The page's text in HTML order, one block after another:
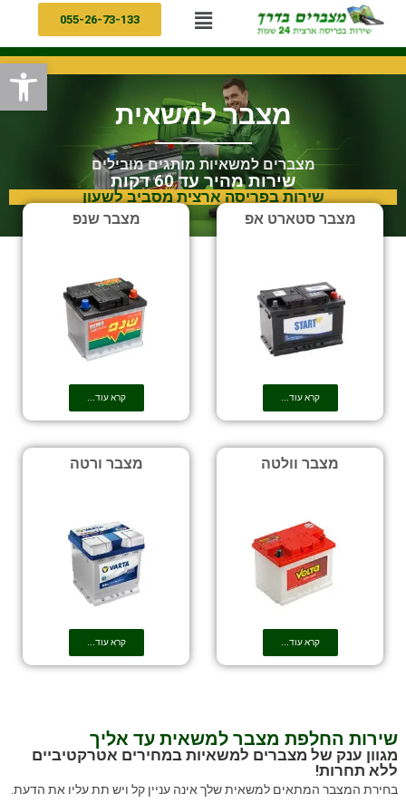
055-26-73-133
מצבר למשאית
מצברים למשאיות מותגים מובילים
שירות מהיר עד 60 דקות
שירות בפריסה ארצית מסביב לשעון
מצבר סטארט אפ
קרא עוד...
מצבר שנפ
קרא עוד...
מצבר וולטה
קרא עוד...
מצבר ורטה
קרא עוד...
שירות החלפת מצבר למשאית עד אליך
מגוון ענק של מצברים למשאיות במחירים אטרקטיביים
ללא תחרות!
בחירת המצבר המתאים למשאית שלך אינה עניין קל ויש תת עליו את הדעת.